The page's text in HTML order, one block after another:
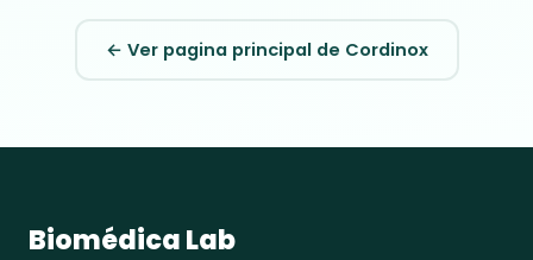
← Ver pagina principal de Cordinox
Biomédica Lab